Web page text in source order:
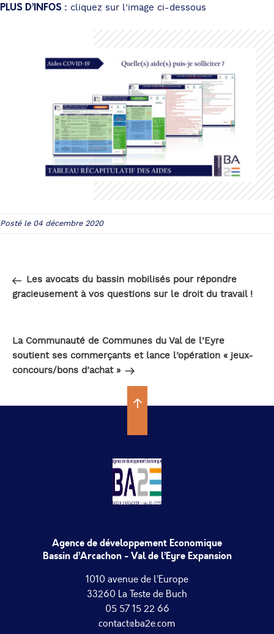
PLUS D’INFOS : cliquez sur l’image ci-dessous
Posté le 04 décembre 2020
l’article
précédent
Les avocats du bassin mobilisés pour répondre
gracieusement à vos questions sur le droit du travail !
suivant
La Communauté de Communes du Val de l’Eyre
soutient ses commerçants et lance l’opération « jeux-
concours/bons d’achat »
Agence de développement Economique
Bassin d’Arcachon - Val de l’Eyre Expansion
1010 avenue de l’Europe
33260 La Teste de Buch
05 57 15 22 66
contact@ba2e.com